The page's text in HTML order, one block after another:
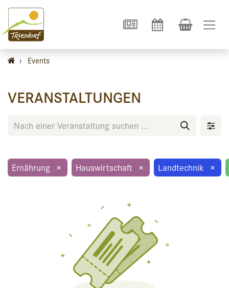
› Events
VERANSTALTUNGEN
Ernährung × Hauswirtschaft × Landtechnik ×